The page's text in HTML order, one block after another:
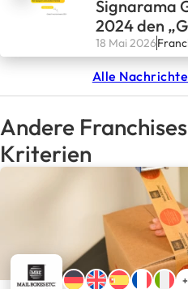
Signarama
2024 den
Awards –
18 Mai 2026
Alle
Andere
Kriterien